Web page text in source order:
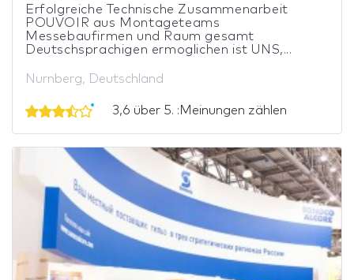
Erfolgreiche Technische Zusammenarbeit
POUVOIR aus Montageteams
Messebaufirmen und Raum gesamt
Deutschsprachigen ermoglichen ist UNS,...
Nurnberg, Deutschland
3,6 über 5. :Meinungen zählen